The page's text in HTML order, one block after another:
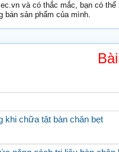
và có thắc mắc, bạn có
bán sản phẩm của mình.
khi chữa tật bàn chân bẹt